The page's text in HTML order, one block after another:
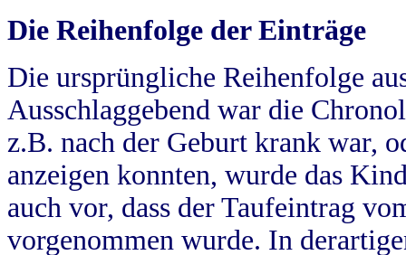
Die Reihenfolge der Einträge
Die ursprüngliche Reihenfolge
Ausschlaggebend war die
z.B. nach der Geburt krank war,
anzeigen konnten, wurde das
auch vor, dass der Taufeintrag
vorgenommen wurde. In